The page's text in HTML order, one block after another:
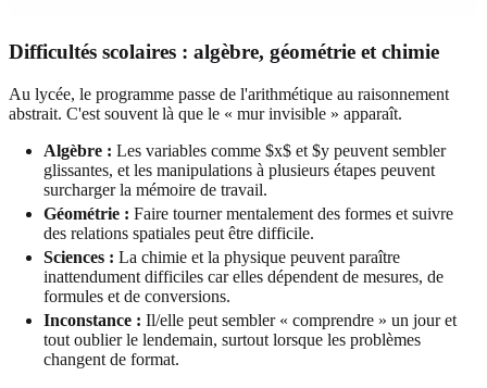
Difficultés scolaires : algèbre, géométrie et chimie
Au lycée, le programme passe de l'arithmétique au raisonnement
abstrait. C'est souvent là que le « mur invisible » apparaît.
Algèbre : Les variables comme $x$ et $y peuvent sembler
glissantes, et les manipulations à plusieurs étapes peuvent
surcharger la mémoire de travail.
Géométrie : Faire tourner mentalement des formes et suivre
des relations spatiales peut être difficile.
Sciences : La chimie et la physique peuvent paraître
inattendument difficiles car elles dépendent de mesures, de
formules et de conversions.
Inconstance : Il/elle peut sembler « comprendre » un jour et
tout oublier le lendemain, surtout lorsque les problèmes
changent de format.